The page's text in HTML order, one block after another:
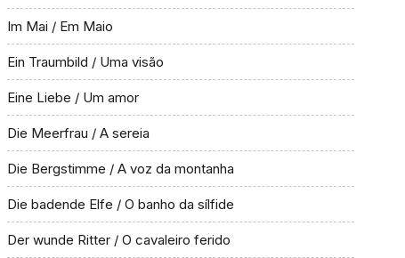
Im Mai / Em Maio
Ein Traumbild / Uma visão
Eine Liebe / Um amor
Die Meerfrau / A sereia
Die Bergstimme / A voz da montanha
Die badende Elfe / O banho da sílfide
Der wunde Ritter / O cavaleiro ferido